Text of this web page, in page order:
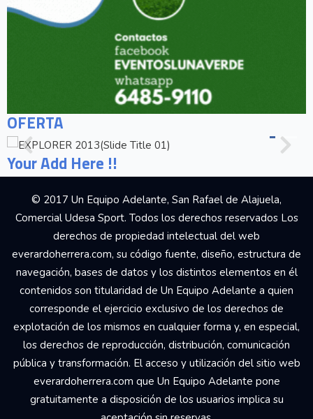
OFERTA
Your Add Here !!
© 2017 Un Equipo Adelante, San Rafael de Alajuela,
Comercial Udesa Sport. Todos los derechos reservados Los
derechos de propiedad intelectual del web
everardoherrera.com, su código fuente, diseño, estructura de
navegación, bases de datos y los distintos elementos en él
contenidos son titularidad de Un Equipo Adelante a quien
corresponde el ejercicio exclusivo de los derechos de
explotación de los mismos en cualquier forma y, en especial,
los derechos de reproducción, distribución, comunicación
pública y transformación. El acceso y utilización del sitio web
everardoherrera.com que Un Equipo Adelante pone
gratuitamente a disposición de los usuarios implica su